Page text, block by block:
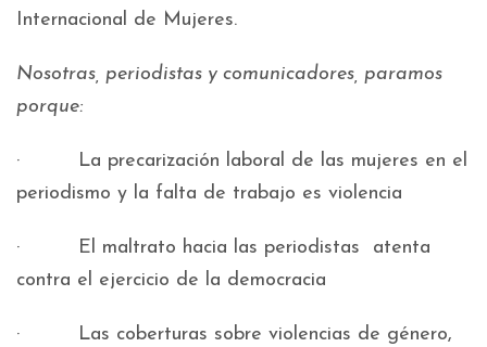
Internacional de Mujeres.
Nosotras, periodistas y comunicadores, paramos
porque:
· La precarización laboral de las mujeres en el
periodismo y la falta de trabajo es violencia
· El maltrato hacia las periodistas atenta
contra el ejercicio de la democracia
· Las coberturas sobre violencias de género,